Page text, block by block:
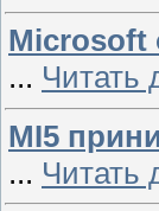
Microsoft
... Читать
MI5
... Читать